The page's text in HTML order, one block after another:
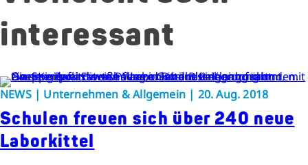
interessant
NEWS | Unternehmen & Allgemein | 20. Aug. 2018
Schulen freuen sich über 240 neue
Laborkittel